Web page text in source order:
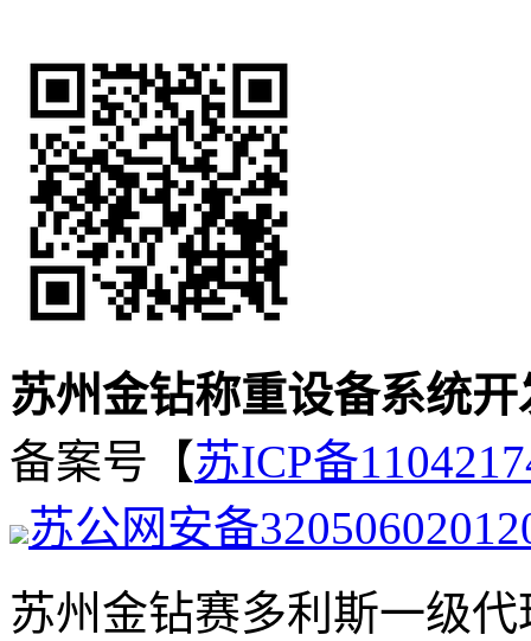
苏州金钻称重设备系统
备案号【苏ICP备
苏公网安备
苏州金钻赛多利斯一级